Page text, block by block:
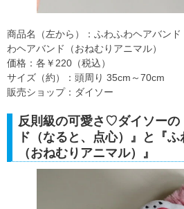
商品名（左から）：ふわふわヘアバン
わヘアバンド（おねむりアニマル）
価格：各￥220（税込）
サイズ（約）：頭周り 35cm～70cm
販売ショップ：ダイソー
反則級の可愛さ♡ダイソーの
ド（なると、点心）』と『
（おねむりアニマル）』